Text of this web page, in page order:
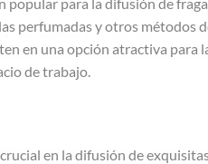
perfumadas y otros métodos
en una opción atractiva para
de trabajo.
en la difusión de